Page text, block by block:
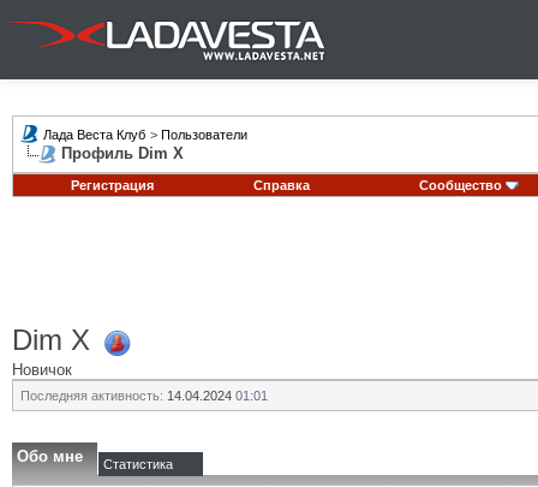
Лада Веста Клуб > Пользователи
Профиль Dim X
Регистрация Справка Сообщество
Dim X
Новичок
Последняя активность: 14.04.2024 01:01
Обо мне Статистика